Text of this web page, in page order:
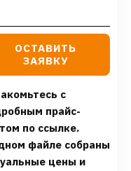
ОСТАВИТЬ
ЗАЯВКУ
с
прайс-
по ссылке.
файле собраны
цены и